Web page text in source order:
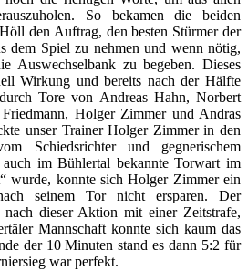
So bekamen die beiden
den Auftrag, den besten Stürmer der
dem Spiel zu nehmen und wenn nötig,
Auswechselbank zu begeben. Dieses
Wirkung und bereits nach der Hälfte
Tore von Andreas Hahn, Norbert
Holger Zimmer und Andras
unser Trainer Holger Zimmer in den
Schiedsrichter und gegnerischem
im Bühlertal bekannte Torwart im
wurde, konnte sich Holger Zimmer ein
seinem Tor nicht ersparen. Der
nach dieser Aktion mit einer Zeitstrafe,
Mannschaft konnte sich kaum das
der 10 Minuten stand es dann 5:2 für
war perfekt.